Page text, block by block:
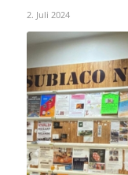
2. Juli 2024